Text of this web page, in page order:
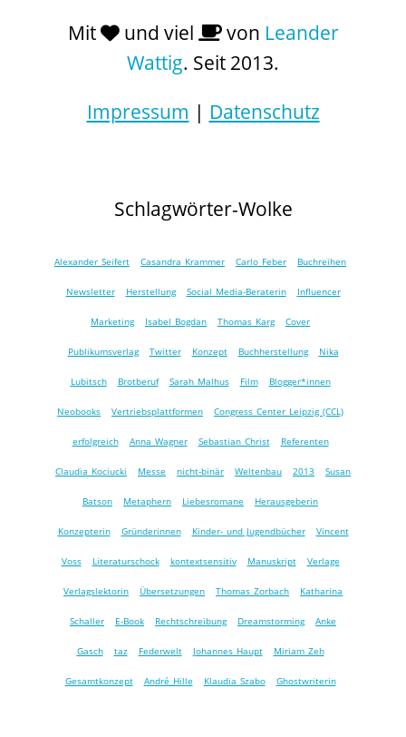
Mit und viel von Leander
Wattig. Seit 2013.
Impressum | Datenschutz
Schlagwörter-Wolke
Alexander Seifert Casandra Krammer Carlo Feber Buchreihen
Newsletter Herstellung Social Media-Beraterin Influencer
Marketing Isabel Bogdan Thomas Karg Cover
Publikumsverlag Twitter Konzept Buchherstellung Nika
Lubitsch Brotberuf Sarah Malhus Film Blogger*innen
Neobooks Vertriebsplattformen Congress Center Leipzig (CCL)
erfolgreich Anna Wagner Sebastian Christ Referenten
Claudia Kociucki Messe nicht-binär Weltenbau 2013 Susan
Batson Metaphern Liebesromane Herausgeberin
Konzepterin Gründerinnen Kinder- und Jugendbücher Vincent
Voss Literaturschock kontextsensitiv Manuskript Verlage
Verlagslektorin Übersetzungen Thomas Zorbach Katharina
Schaller E-Book Rechtschreibung Dreamstorming Anke
Gasch taz Federwelt Johannes Haupt Miriam Zeh
Gesamtkonzept André Hille Klaudia Szabo Ghostwriterin